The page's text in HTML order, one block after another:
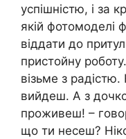
успішністю, і за
якій фотомоделі
віддати до
пристойну
візьме з
вийдеш. А з
проживеш! –
що ти несеш?